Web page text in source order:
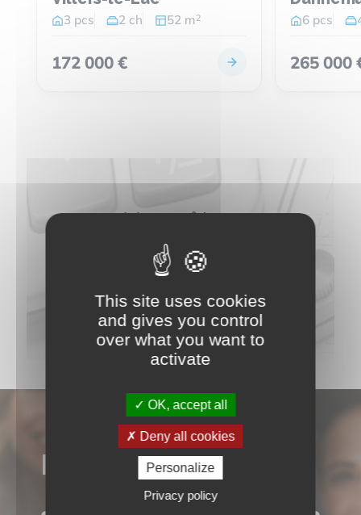
3 pcs 2 ch 52 m2
172 000 €
6 pcs
265 000
Vous êtes
vendeur ?
N’attendez
plus
Estimez votre bien maintenant
NOS AVIS
This site uses cookies
and gives you control
over what you want to
activate
OK, accept all
Deny all cookies
Personalize
Privacy policy